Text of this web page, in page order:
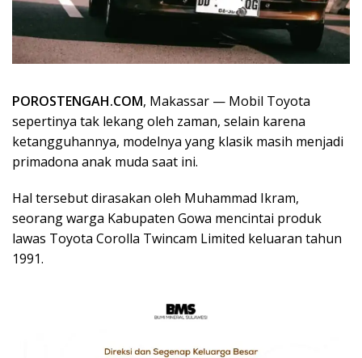
POROSTENGAH.COM, Makassar — Mobil Toyota
sepertinya tak lekang oleh zaman, selain karena
ketangguhannya, modelnya yang klasik masih menjadi
primadona anak muda saat ini.
Hal tersebut dirasakan oleh Muhammad Ikram,
seorang warga Kabupaten Gowa mencintai produk
lawas Toyota Corolla Twincam Limited keluaran tahun
1991.